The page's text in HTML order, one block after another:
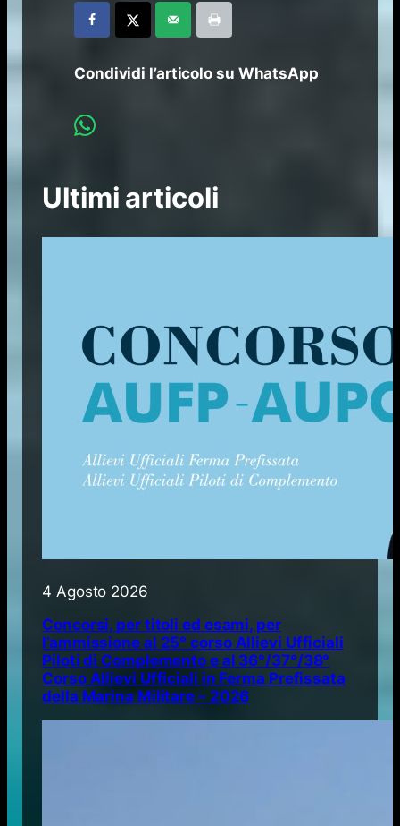
Condividi l’articolo su WhatsApp
Ultimi articoli
4 Agosto 2026
Concorsi, per titoli ed esami, per
l’ammissione al 25° corso Allievi Ufficiali
Piloti di Complemento e al 36°/37°/38°
Corso Allievi Ufficiali in Ferma Prefissata
della Marina Militare – 2026